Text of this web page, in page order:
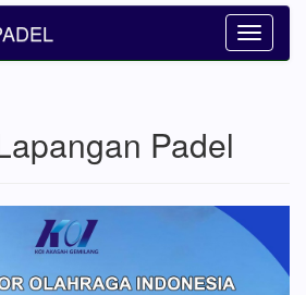
Toggle
Padel